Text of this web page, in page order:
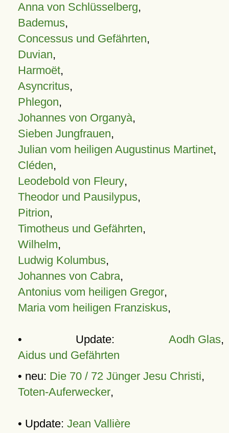
Anna von Schlüsselberg,
Bademus,
Concessus und Gefährten,
Duvian,
Harmoët,
Asyncritus,
Phlegon,
Johannes von Organyà,
Sieben Jungfrauen,
Julian vom heiligen Augustinus Martinet,
Cléden,
Leodebold von Fleury,
Theodor und Pausilypus,
Pitrion,
Timotheus und Gefährten,
Wilhelm,
Ludwig Kolumbus,
Johannes von Cabra,
Antonius vom heiligen Gregor,
Maria vom heiligen Franziskus,
• Update: Aodh Glas,
Aidus und Gefährten
• neu: Die 70 / 72 Jünger Jesu Christi,
Toten-Auferwecker,
• Update: Jean Vallière